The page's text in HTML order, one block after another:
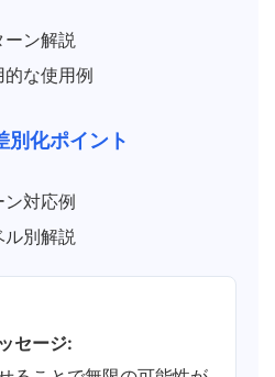
ーン解説
な使用例
別化ポイント
ン対応例
ル別解説
セージ: